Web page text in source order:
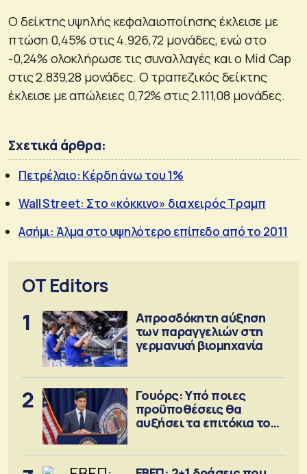
Ο δείκτης υψηλής κεφαλαιοποίησης έκλεισε με
πτώση 0,45% στις 4.926,72 μονάδες, ενώ στο
-0,24% ολοκλήρωσε τις συναλλαγές και ο Mid Cap
στις 2.839,28 μονάδες. Ο τραπεζικός δείκτης
έκλεισε με απώλειες 0,72% στις 2.111,08 μονάδες.
Σχετικά άρθρα:
Πετρέλαιο: Κέρδη άνω του 1%
Wall Street: Στο «κόκκινο» δια χειρός Τραμπ
Ασήμι: Άλμα στο υψηλότερο επίπεδο από το 2011
OT Editors
1
Απροσδόκητη αύξηση
των παραγγελιών στη
γερμανική βιομηχανία
2
Γουόρς: Υπό ποιες
προϋποθέσεις θα
αυξήσει τα επιτόκια τον